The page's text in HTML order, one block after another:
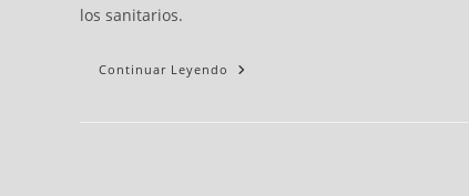
los sanitarios.
Continuar Leyendo